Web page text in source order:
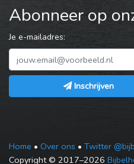
Abonneer op
Je e-mailadres:
Inschrijven
Home • Over ons • Twitter
Copyright © 2017–2026